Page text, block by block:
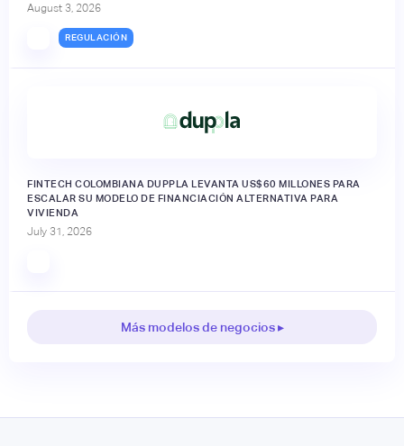
August 3, 2026
REGULACIÓN
FINTECH COLOMBIANA DUPPLA LEVANTA US$60 MILLONES PARA
ESCALAR SU MODELO DE FINANCIACIÓN ALTERNATIVA PARA
VIVIENDA
July 31, 2026
Más modelos de negocios ▸